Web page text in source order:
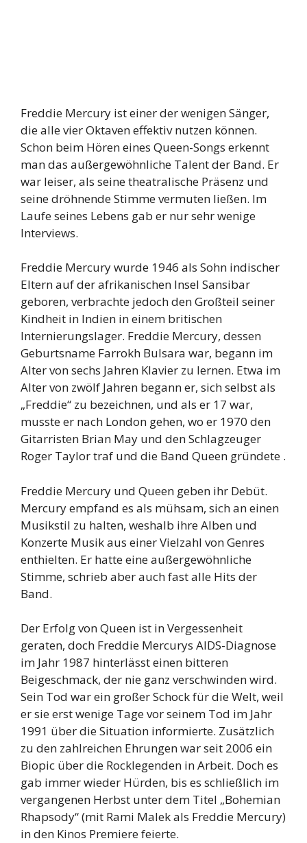
Freddie Mercury ist einer der wenigen Sänger,
die alle vier Oktaven effektiv nutzen können.
Schon beim Hören eines Queen-Songs erkennt
man das außergewöhnliche Talent der Band. Er
war leiser, als seine theatralische Präsenz und
seine dröhnende Stimme vermuten ließen. Im
Laufe seines Lebens gab er nur sehr wenige
Interviews.
Freddie Mercury wurde 1946 als Sohn indischer
Eltern auf der afrikanischen Insel Sansibar
geboren, verbrachte jedoch den Großteil seiner
Kindheit in Indien in einem britischen
Internierungslager. Freddie Mercury, dessen
Geburtsname Farrokh Bulsara war, begann im
Alter von sechs Jahren Klavier zu lernen. Etwa im
Alter von zwölf Jahren begann er, sich selbst als
„Freddie“ zu bezeichnen, und als er 17 war,
musste er nach London gehen, wo er 1970 den
Gitarristen Brian May und den Schlagzeuger
Roger Taylor traf und die Band Queen gründete .
Freddie Mercury und Queen geben ihr Debüt.
Mercury empfand es als mühsam, sich an einen
Musikstil zu halten, weshalb ihre Alben und
Konzerte Musik aus einer Vielzahl von Genres
enthielten. Er hatte eine außergewöhnliche
Stimme, schrieb aber auch fast alle Hits der
Band.
Der Erfolg von Queen ist in Vergessenheit
geraten, doch Freddie Mercurys AIDS-Diagnose
im Jahr 1987 hinterlässt einen bitteren
Beigeschmack, der nie ganz verschwinden wird.
Sein Tod war ein großer Schock für die Welt, weil
er sie erst wenige Tage vor seinem Tod im Jahr
1991 über die Situation informierte. Zusätzlich
zu den zahlreichen Ehrungen war seit 2006 ein
Biopic über die Rocklegenden in Arbeit. Doch es
gab immer wieder Hürden, bis es schließlich im
vergangenen Herbst unter dem Titel „Bohemian
Rhapsody“ (mit Rami Malek als Freddie Mercury)
in den Kinos Premiere feierte.